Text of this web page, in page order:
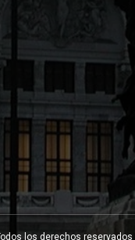
los derechos reservados |